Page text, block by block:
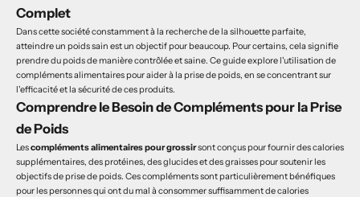
Complet
Dans cette société constamment à la recherche de la silhouette parfaite,
atteindre un poids sain est un objectif pour beaucoup. Pour certains, cela signifie
prendre du poids de manière contrôlée et saine. Ce guide explore l'utilisation de
compléments alimentaires pour aider à la prise de poids, en se concentrant sur
l'efficacité et la sécurité de ces produits.
Comprendre le Besoin de Compléments pour la Prise
de Poids
Lescompléments alimentaires pour grossirsont conçus pour fournir des calories
supplémentaires, des protéines, des glucides et des graisses pour soutenir les
objectifs de prise de poids. Ces compléments sont particulièrement bénéfiques
pour les personnes qui ont du mal à consommer suffisamment de calories